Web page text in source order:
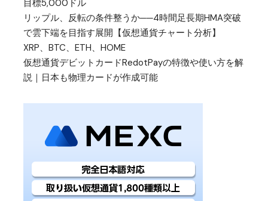
目標5,000ドル
リップル、反転の条件整うか──4時間足長期HMA突破
で雲下端を目指す展開【仮想通貨チャート分析】
XRP、BTC、ETH、HOME
仮想通貨デビットカードRedotPayの特徴や使い方を解
説｜日本も物理カードが作成可能